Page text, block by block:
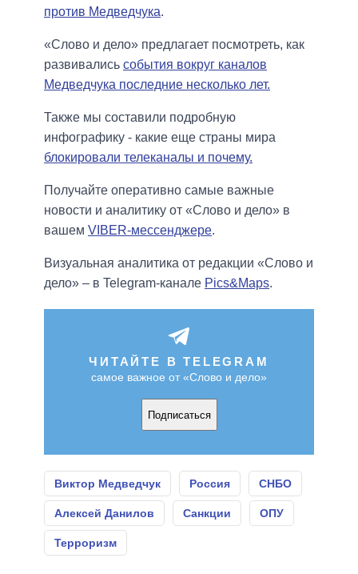
против Медведчука.
«Слово и дело» предлагает посмотреть, как
развивались события вокруг каналов
Медведчука последние несколько лет.
Также мы составили подробную
инфографику - какие еще страны мира
блокировали телеканалы и почему.
Получайте оперативно самые важные
новости и аналитику от «Слово и дело» в
вашем VIBER-мессенджере.
Визуальная аналитика от редакции «Слово и
дело» – в Telegram-канале Pics&Maps.
ЧИТАЙТЕ В TELEGRAM
самое важное от «Слово и дело»
Подписаться
Виктор Медведчук Россия СНБО
Алексей Данилов Санкции ОПУ
Терроризм